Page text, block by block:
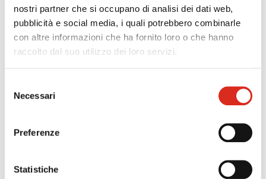
nostri partner che si occupano di analisi dei dati web,
pubblicità e social media, i quali potrebbero combinarle
con altre informazioni che ha fornito loro o che hanno
raccolto dal suo utilizzo dei loro servizi.
delNecessari
Preferenze
Statistiche
SPESE AMMISSIBILI
Sono ammissibili le spese, sostenute dalla data di
presentazione della domanda ed entro i 18 mesi dalla
opere edili-murarie e impiantistiche;
progettazione e direzione lavori (max. 8% lettera b);
Per gestori di immobili, la cui proprietà sia in capo a un
La voce c) NON è ammessa.